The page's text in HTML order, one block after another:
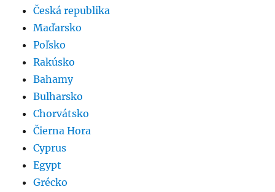
Česká republika
Maďarsko
Poľsko
Rakúsko
Bahamy
Bulharsko
Chorvátsko
Čierna Hora
Cyprus
Egypt
Grécko